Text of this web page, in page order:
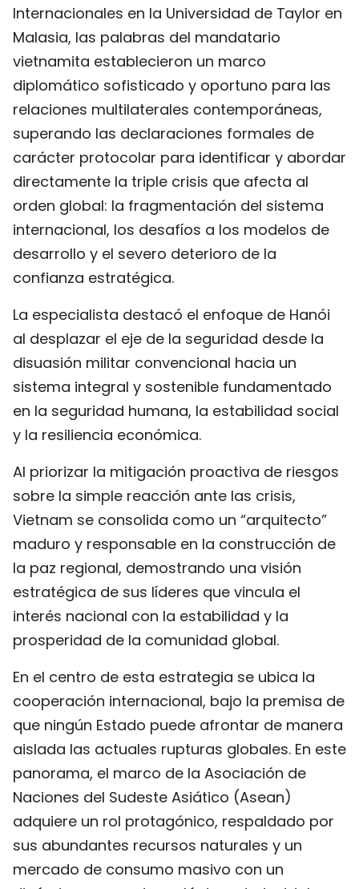
Internacionales en la Universidad de Taylor en
Malasia, las palabras del mandatario
vietnamita establecieron un marco
diplomático sofisticado y oportuno para las
relaciones multilaterales contemporáneas,
superando las declaraciones formales de
carácter protocolar para identificar y abordar
directamente la triple crisis que afecta al
orden global: la fragmentación del sistema
internacional, los desafíos a los modelos de
desarrollo y el severo deterioro de la
confianza estratégica.
La especialista destacó el enfoque de Hanói
al desplazar el eje de la seguridad desde la
disuasión militar convencional hacia un
sistema integral y sostenible fundamentado
en la seguridad humana, la estabilidad social
y la resiliencia económica.
Al priorizar la mitigación proactiva de riesgos
sobre la simple reacción ante las crisis,
Vietnam se consolida como un “arquitecto”
maduro y responsable en la construcción de
la paz regional, demostrando una visión
estratégica de sus líderes que vincula el
interés nacional con la estabilidad y la
prosperidad de la comunidad global.
En el centro de esta estrategia se ubica la
cooperación internacional, bajo la premisa de
que ningún Estado puede afrontar de manera
aislada las actuales rupturas globales. En este
panorama, el marco de la Asociación de
Naciones del Sudeste Asiático (Asean)
adquiere un rol protagónico, respaldado por
sus abundantes recursos naturales y un
mercado de consumo masivo con un